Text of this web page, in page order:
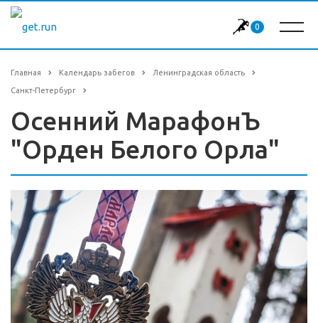
0
Главная Календарь забегов Ленинградская область
Санкт-Петербург
Осенний МарафонЪ
"Орден Белого Орла"